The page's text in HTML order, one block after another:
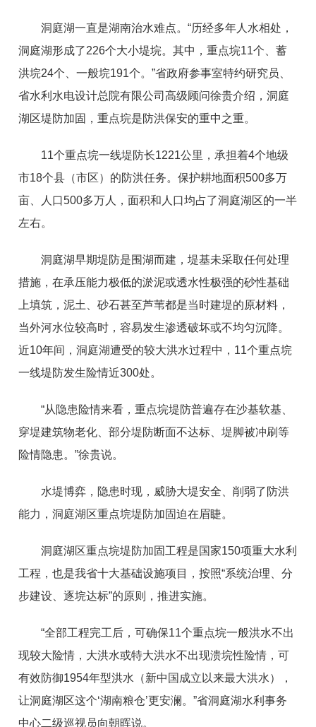
洞庭湖一直是湖南治水难点。“历经多年人水相处，
洞庭湖形成了226个大小堤垸。其中，重点垸11个、蓄
洪垸24个、一般垸191个。”省政府参事室特约研究员、
省水利水电设计总院有限公司高级顾问徐贵介绍，洞庭
湖区堤防加固，重点垸是防洪保安的重中之重。
11个重点垸一线堤防长1221公里，承担着4个地级
市18个县（市区）的防洪任务。保护耕地面积500多万
亩、人口500多万人，面积和人口均占了洞庭湖区的一半
左右。
洞庭湖早期堤防是围湖而建，堤基未采取任何处理
措施，在承压能力极低的淤泥或透水性极强的砂性基础
上填筑，泥土、砂石甚至芦苇都是当时建堤的原材料，
当外河水位较高时，容易发生渗透破坏或不均匀沉降。
近10年间，洞庭湖遭受的较大洪水过程中，11个重点垸
一线堤防发生险情近300处。
“从隐患险情来看，重点垸堤防普遍存在沙基软基、
穿堤建筑物老化、部分堤防断面不达标、堤脚被冲刷等
险情隐患。”徐贵说。
水堤博弈，隐患时现，威胁大堤安全、削弱了防洪
能力，洞庭湖区重点垸堤防加固迫在眉睫。
洞庭湖区重点垸堤防加固工程是国家150项重大水利
工程，也是我省十大基础设施项目，按照“系统治理、分
步建设、逐垸达标”的原则，推进实施。
“全部工程完工后，可确保11个重点垸一般洪水不出
现较大险情，大洪水或特大洪水不出现溃垸性险情，可
有效防御1954年型洪水（新中国成立以来最大洪水），
让洞庭湖区这个‘湖南粮仓’更安澜。”省洞庭湖水利事务
中心二级巡视员向朝晖说。